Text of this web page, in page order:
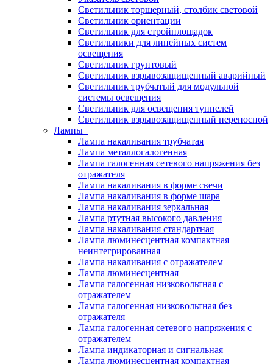
Светильник торшерный, столбик световой
Светильник ориентации
Светильник для стройплощадок
Светильники для линейных систем
освещения
Светильник грунтовый
Светильник взрывозащищенный аварийный
Светильник трубчатый для модульной
системы освещения
Светильник для освещения туннелей
Светильник взрывозащищенный переносной
Лампы
Лампа накаливания трубчатая
Лампа металлогалогенная
Лампа галогенная сетевого напряжения без
отражателя
Лампа накаливания в форме свечи
Лампа накаливания в форме шара
Лампа накаливания зеркальная
Лампа ртутная высокого давления
Лампа накаливания стандартная
Лампа люминесцентная компактная
неинтегрированная
Лампа накаливания с отражателем
Лампа люминесцентная
Лампа галогенная низковольтная с
отражателем
Лампа галогенная низковольтная без
отражателя
Лампа галогенная сетевого напряжения с
отражателем
Лампа индикаторная и сигнальная
Лампа люминесцентная компактная